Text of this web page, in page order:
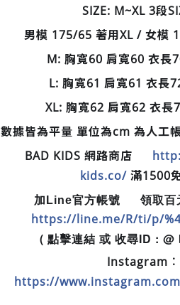
SIZE: M~XL 3段
男模 175/65 著用XL / 女模
M: 胸寬60 肩寬60 衣長
L: 胸寬61 肩寬61 衣長
XL: 胸寬62 肩寬62 衣長
數據皆為平量 單位為cm 為人工
BAD KIDS 網路商店
kids.co/滿1500
加Line官方帳號 領取百
https://line.me/R/ti/p/
( 點擊連結 或 收尋ID :
Instagram︰
https://